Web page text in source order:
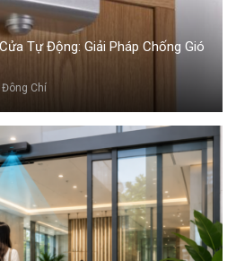
Tự Động: Giải Pháp Chống Gió
Đông Chí